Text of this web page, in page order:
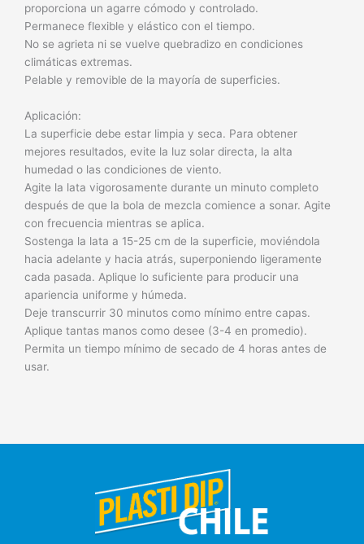
proporciona un agarre cómodo y controlado.
Permanece flexible y elástico con el tiempo.
No se agrieta ni se vuelve quebradizo en condiciones
climáticas extremas.
Pelable y removible de la mayoría de superficies.
Aplicación:
La superficie debe estar limpia y seca. Para obtener
mejores resultados, evite la luz solar directa, la alta
humedad o las condiciones de viento.
Agite la lata vigorosamente durante un minuto completo
después de que la bola de mezcla comience a sonar. Agite
con frecuencia mientras se aplica.
Sostenga la lata a 15-25 cm de la superficie, moviéndola
hacia adelante y hacia atrás, superponiendo ligeramente
cada pasada. Aplique lo suficiente para producir una
apariencia uniforme y húmeda.
Deje transcurrir 30 minutos como mínimo entre capas.
Aplique tantas manos como desee (3-4 en promedio).
Permita un tiempo mínimo de secado de 4 horas antes de
usar.